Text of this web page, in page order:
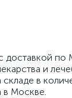
доставкой по
и
в
в Москве.